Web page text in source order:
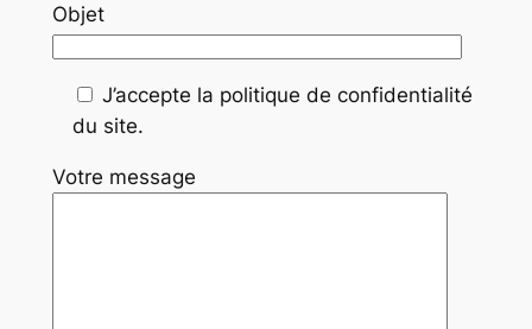
Objet
J’accepte la politique de confidentialité
du site.
Votre message